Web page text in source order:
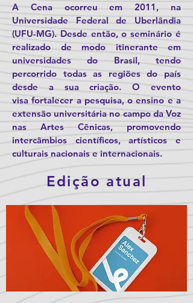
A Cena ocorreu em 2011, na
Universidade Federal de Uberlândia
(UFU-MG). Desde então, o seminário é
realizado de modo itinerante em
universidades do Brasil, tendo
percorrido todas as regiões do país
desde a suacriação. O evento
visafortalecer a pesquisa, o ensino e a
extensão universitária no campo da Voz
nas Artes Cênicas, promovendo
intercâmbios científicos, artísticos e
culturais nacionais e internacionais.
Edição atual